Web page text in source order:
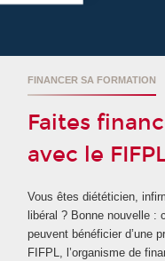
FINANCER SA FORMATION
Faites
avec le
Vous êtes diététicien,
libéral ? Bonne nouvelle :
peuvent bénéficier d’une
FIFPL, l’organisme de